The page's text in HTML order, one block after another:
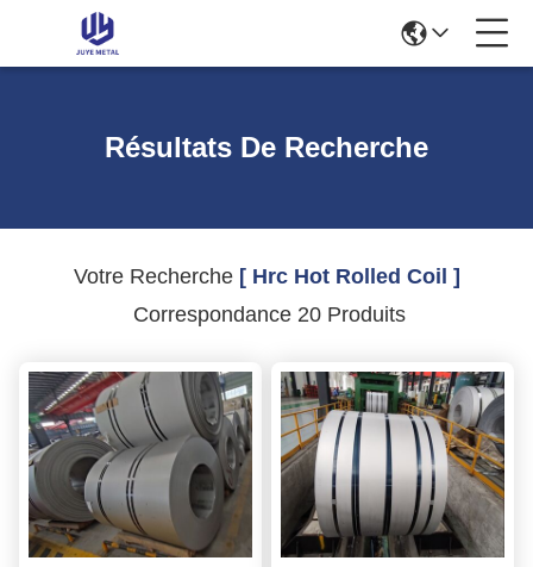
Résultats De Recherche
Votre Recherche [ Hrc Hot Rolled Coil ]
Correspondance 20 Produits